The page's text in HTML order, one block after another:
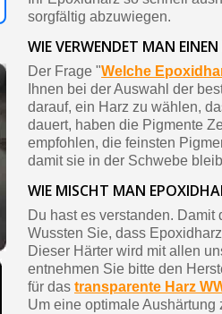
sorgfältig abzuwiegen.
WIE VERWENDET MAN
Der Frage "Welche
Ihnen bei der Auswahl der
darauf, ein Harz zu wählen,
dauert, haben die Pigmente
empfohlen, die feinsten
damit sie in der Schwebe
WIE MISCHT MAN
Du hast es verstanden.
Wussten Sie, dass
Dieser Härter wird mit allen
entnehmen Sie bitte den
für dastransparente Harz
Um eine optimale